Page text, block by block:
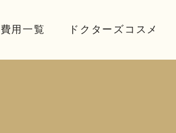
費用一覧 ドクターズコスメ